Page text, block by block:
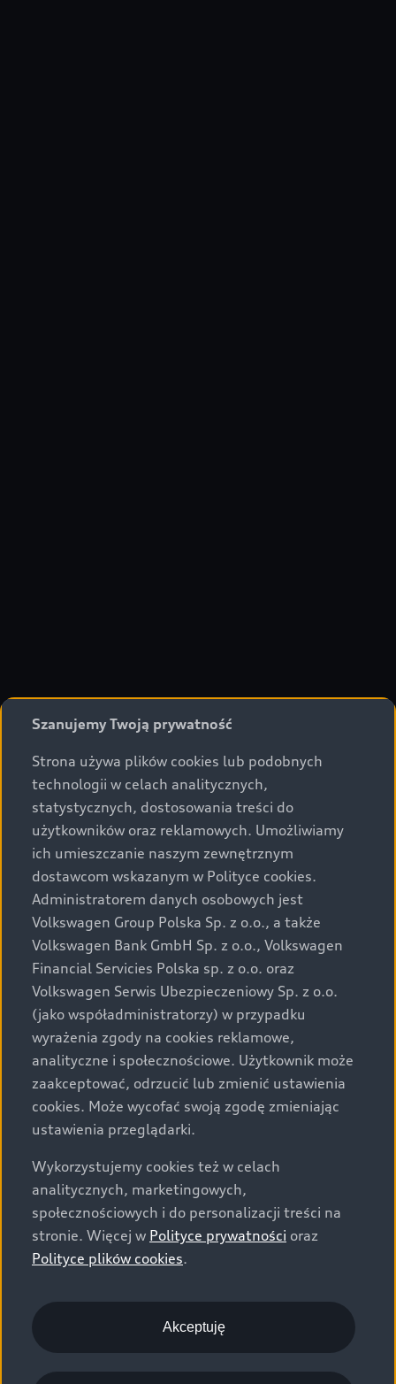
Szanujemy Twoją prywatność
Strona używa plików cookies lub podobnych
technologii w celach analitycznych,
statystycznych, dostosowania treści do
użytkowników oraz reklamowych. Umożliwiamy
ich umieszczanie naszym zewnętrznym
dostawcom wskazanym w Polityce cookies.
Administratorem danych osobowych jest
Volkswagen Group Polska Sp. z o.o., a także
Volkswagen Bank GmbH Sp. z o.o., Volkswagen
Financial Servicies Polska sp. z o.o. oraz
Volkswagen Serwis Ubezpieczeniowy Sp. z o.o.
(jako współadministratorzy) w przypadku
wyrażenia zgody na cookies reklamowe,
analityczne i społecznościowe. Użytkownik może
zaakceptować, odrzucić lub zmienić ustawienia
cookies. Może wycofać swoją zgodę zmieniając
ustawienia przeglądarki.
Wykorzystujemy cookies też w celach
analitycznych, marketingowych,
społecznościowych i do personalizacji treści na
stronie. Więcej w Polityce prywatności oraz
Polityce plików cookies.
Akceptuję